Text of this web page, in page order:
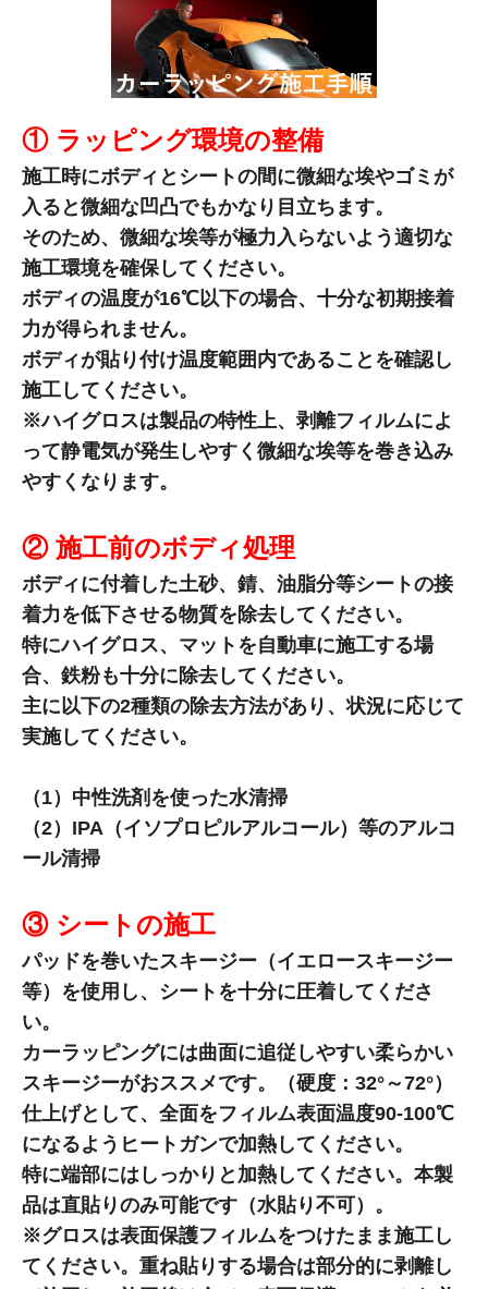
① ラッピング環境の整備
施工時にボディとシートの間に微細な埃やゴミが
入ると微細な凹凸でもかなり目立ちます。
そのため、微細な埃等が極力入らないよう適切な
施工環境を確保してください。
ボディの温度が16℃以下の場合、十分な初期接着
力が得られません。
ボディが貼り付け温度範囲内であることを確認し
施工してください。
※ハイグロスは製品の特性上、剥離フィルムによ
って静電気が発生しやすく微細な埃等を巻き込み
やすくなります。
② 施工前のボディ処理
ボディに付着した土砂、錆、油脂分等シートの接
着力を低下させる物質を除去してください。
特にハイグロス、マットを自動車に施工する場
合、鉄粉も十分に除去してください。
主に以下の2種類の除去方法があり、状況に応じて
実施してください。
（1）中性洗剤を使った水清掃
（2）IPA（イソプロピルアルコール）等のアルコ
ール清掃
③ シートの施工
パッドを巻いたスキージー（イエロースキージー
等）を使用し、シートを十分に圧着してくださ
い。
カーラッピングには曲面に追従しやすい柔らかい
スキージーがおススメです。（硬度：32°～72°）
仕上げとして、全面をフィルム表面温度90-100℃
になるようヒートガンで加熱してください。
特に端部にはしっかりと加熱してください。本製
品は直貼りのみ可能です（水貼り不可）。
※グロスは表面保護フィルムをつけたまま施工し
てください。重ね貼りする場合は部分的に剥離し